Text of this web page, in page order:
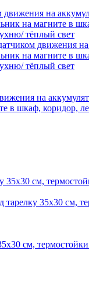
на
в шкаф, коридор,
см,